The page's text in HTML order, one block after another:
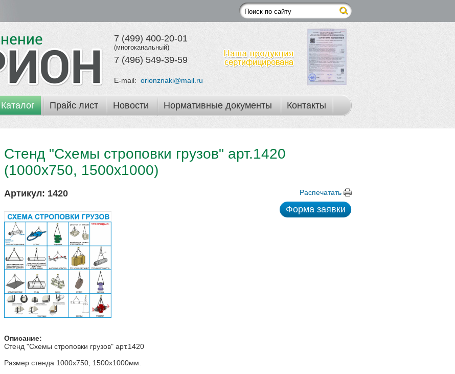
7 (499) 400-20-01
(многоканальный)
7 (496) 549-39-59
E-mail: orionznaki@mail.ru
Каталог Прайс лист Новости Нормативные документы Контакты
Стенд "Схемы строповки грузов" арт.1420
(1000х750, 1500х1000)
Артикул: 1420 Распечатать
Форма заявки
Описание:
Стенд "Схемы строповки грузов" арт.1420
Размер стенда 1000х750, 1500х1000мм.